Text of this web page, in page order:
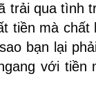
trải qua tình
tiền mà
bạn lại
với tiền